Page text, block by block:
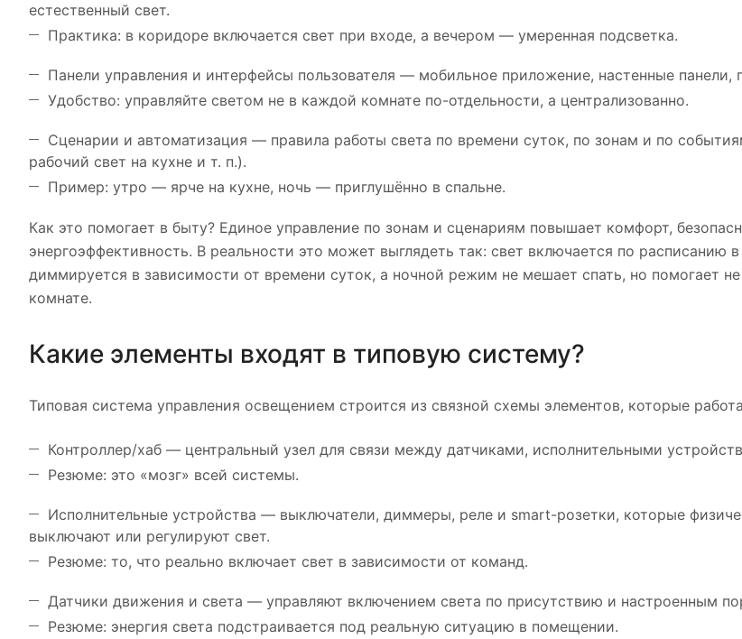
естественный свет.
Практика: в коридоре включается свет при входе, а вечером — умеренная подсветка.
Панели управления и интерфейсы пользователя — мобильное приложение, настенные панели,
Удобство: управляйте светом не в каждой комнате по-отдельности, а централизованно.
Сценарии и автоматизация — правила работы света по времени суток, по зонам и по
рабочий свет на кухне и т. п.).
Пример: утро — ярче на кухне, ночь — приглушённо в спальне.
Как это помогает в быту? Единое управление по зонам и сценариям повышает комфорт,
энергоэффективность. В реальности это может выглядеть так: свет включается по расписанию
диммируется в зависимости от времени суток, а ночной режим не мешает спать, но помогает не
комнате.
Какие элементы входят в типовую систему?
Типовая система управления освещением строится из связной схемы элементов, которые
Контроллер/хаб — центральный узел для связи между датчиками, исполнительными
Резюме: это «мозг» всей системы.
Исполнительные устройства — выключатели, диммеры, реле и smart-розетки, которые
выключают или регулируют свет.
Резюме: то, что реально включает свет в зависимости от команд.
Датчики движения и света — управляют включением света по присутствию и настроенным
Резюме: энергия света подстраивается под реальную ситуацию в помещении.